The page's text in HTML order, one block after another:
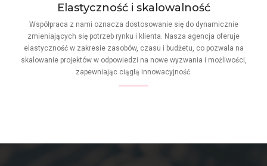
Elastyczność i skalowalność
Współpraca z nami oznacza dostosowanie się do dynamicznie
zmieniających się potrzeb rynku i klienta. Nasza agencja oferuje
elastyczność w zakresie zasobów, czasu i budżetu, co pozwala na
skalowanie projektów w odpowiedzi na nowe wyzwania i możliwości,
zapewniając ciągłą innowacyjność.